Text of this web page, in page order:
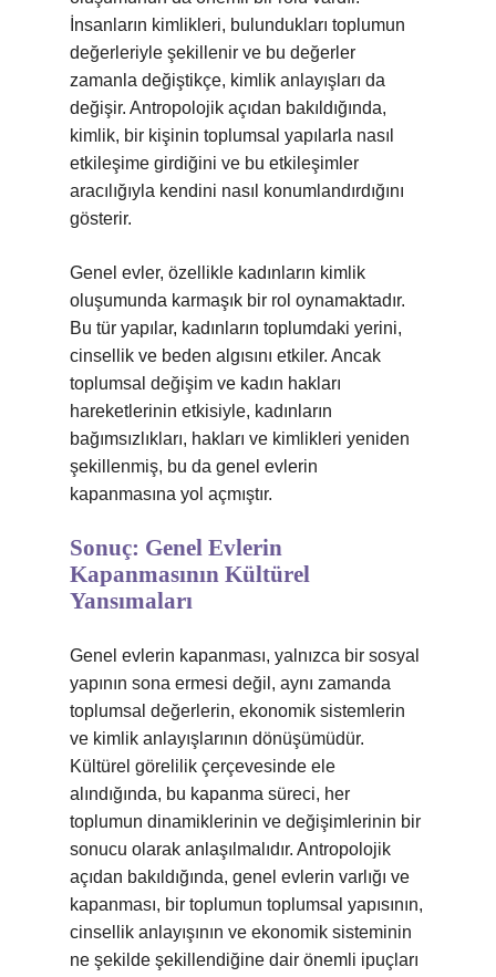
İnsanların kimlikleri, bulundukları toplumun
değerleriyle şekillenir ve bu değerler
zamanla değiştikçe, kimlik anlayışları da
değişir. Antropolojik açıdan bakıldığında,
kimlik, bir kişinin toplumsal yapılarla nasıl
etkileşime girdiğini ve bu etkileşimler
aracılığıyla kendini nasıl konumlandırdığını
gösterir.
Genel evler, özellikle kadınların kimlik
oluşumunda karmaşık bir rol oynamaktadır.
Bu tür yapılar, kadınların toplumdaki yerini,
cinsellik ve beden algısını etkiler. Ancak
toplumsal değişim ve kadın hakları
hareketlerinin etkisiyle, kadınların
bağımsızlıkları, hakları ve kimlikleri yeniden
şekillenmiş, bu da genel evlerin
kapanmasına yol açmıştır.
Sonuç: Genel Evlerin
Kapanmasının Kültürel
Yansımaları
Genel evlerin kapanması, yalnızca bir sosyal
yapının sona ermesi değil, aynı zamanda
toplumsal değerlerin, ekonomik sistemlerin
ve kimlik anlayışlarının dönüşümüdür.
Kültürel görelilik çerçevesinde ele
alındığında, bu kapanma süreci, her
toplumun dinamiklerinin ve değişimlerinin bir
sonucu olarak anlaşılmalıdır. Antropolojik
açıdan bakıldığında, genel evlerin varlığı ve
kapanması, bir toplumun toplumsal yapısının,
cinsellik anlayışının ve ekonomik sisteminin
ne şekilde şekillendiğine dair önemli ipuçları